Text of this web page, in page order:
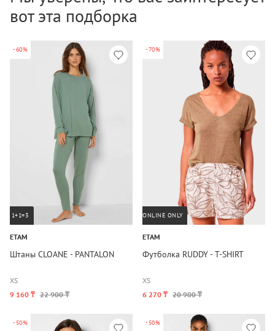
вот эта подборка
-60%
1+1=3
ETAM
Штаны CLOANE - PANTALON
XS
9 160 ₸ 22 900 ₸
-70%
ONLINE ONLY
ETAM
Футболка RUDDY - T-SHIRT
XS
6 270 ₸ 20 900 ₸
-50% -50%